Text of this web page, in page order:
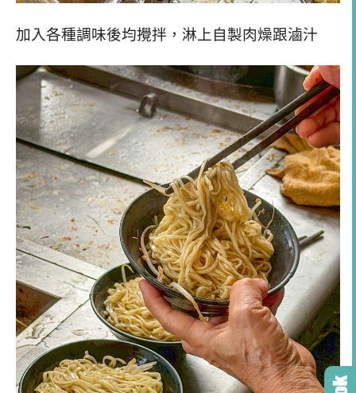
加入各種調味後均攪拌，淋上自製肉燥跟滷汁